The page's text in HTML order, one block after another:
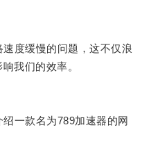
度缓慢的问题，这不仅浪
我们的效率。
一款名为789加速器的网